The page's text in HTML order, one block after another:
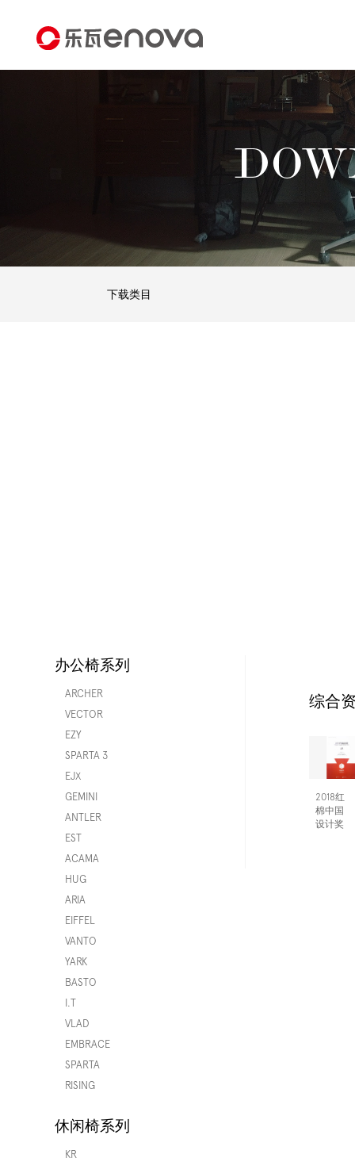
下载类目
办公椅系列
ARCHER
VECTOR
EZY
SPARTA 3
EJX
GEMINI
ANTLER
EST
ACAMA
HUG
ARIA
EIFFEL
VANTO
YARK
BASTO
I.T
VLAD
EMBRACE
SPARTA
RISING
休闲椅系列
KR
综合
2018红
棉中国
设计奖